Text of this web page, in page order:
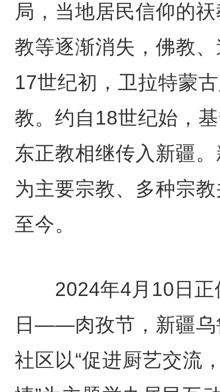
局，当地居民信仰的
教等逐渐消失，佛教
17世纪初，卫拉特蒙
教。约自18世纪始，
东正教相继传入新疆
为主要宗教、多种宗
至今。
2024年4月10日正
日——肉孜节，新疆乌
社区以“促进厨艺交流